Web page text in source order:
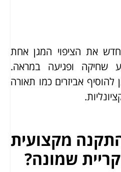
את הציפוי המגן אחת
שחיקה ופגיעה במראה.
להוסיף אביזרים כמו תאורה
מקצועית
שמונה?